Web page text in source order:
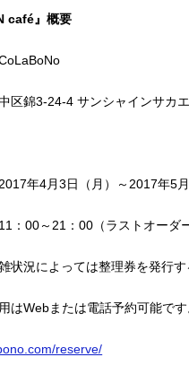
café』概要
区錦3-24-4 サンシャインサカ
4月3日（月）～2017年5月7
00～21：00（ラストオーダー
況によっては整理券を発行す
はWebまたは電話予約可能です
reserve/